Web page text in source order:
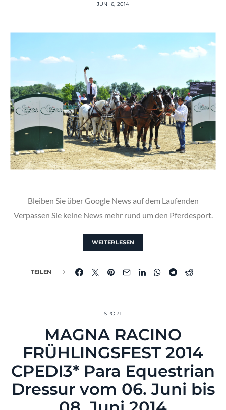
JUNI 6, 2014
Bleiben Sie über Google News auf dem Laufenden
Verpassen Sie keine News mehr rund um den Pferdesport.
WEITERLESEN
TEILEN
SPORT
MAGNA RACINO
FRÜHLINGSFEST 2014
CPEDI3* Para Equestrian
Dressur vom 06. Juni bis